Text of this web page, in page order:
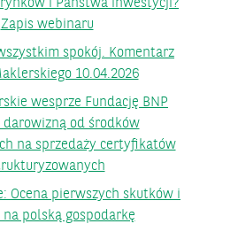
i Państwa inwestycji?
Zapis webinaru
spokój. Komentarz
10.04.2026
wesprze Fundację BNP
darowizną od środków
na sprzedaży certyfikatów
Ocena pierwszych skutków i
na polską gospodarkę